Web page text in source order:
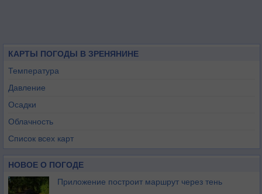
КАРТЫ ПОГОДЫ В ЗРЕНЯНИНЕ
Температура
Давление
Осадки
Облачность
Список всех карт
НОВОЕ О ПОГОДЕ
Приложение построит маршрут через тень